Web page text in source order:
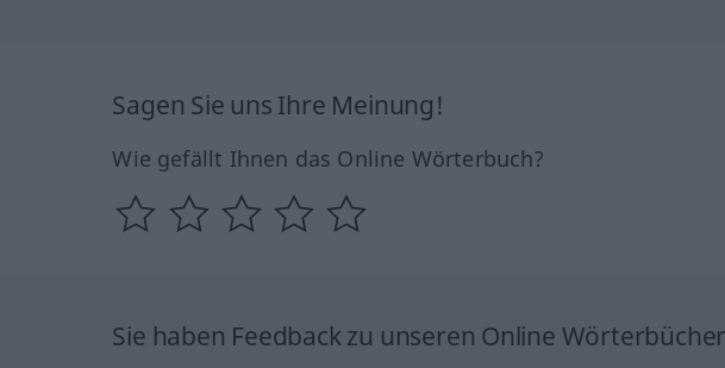
Sagen Sie uns Ihre Meinung!
Wie gefällt Ihnen das Online Wörterbuch?
Sie haben Feedback zu unseren Online